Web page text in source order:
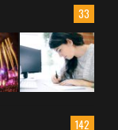
33
142